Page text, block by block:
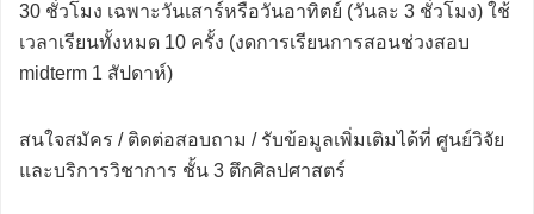
30 ชั่วโมง เฉพาะวันเสาร์หรือวันอาทิตย์ (วันละ 3 ชั่วโมง) ใช้
เวลาเรียนทั้งหมด 10 ครั้ง (งดการเรียนการสอนช่วงสอบ
midterm 1 สัปดาห์)
สนใจสมัคร / ติดต่อสอบถาม / รับข้อมูลเพิ่มเติมได้ที่ ศูนย์วิจัย
และบริการวิชาการ ชั้น 3 ตึกศิลปศาสตร์